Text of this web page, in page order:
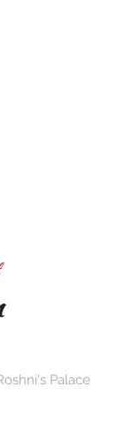
Palace